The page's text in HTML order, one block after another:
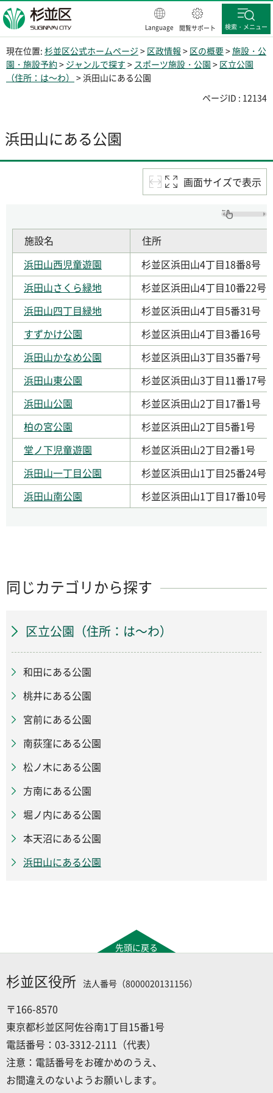
杉並区
Language 閲覧サポート 検索・メニュー
現在位置: 杉並区公式ホームページ > 区政情報 > 区の概要>施設・公
園・施設予約> ジャンルで探す > スポーツ施設・公園 > 区立公園
（住所：は～わ） > 浜田山にある公園
ページID : 12134
浜田山にある公園
画面サイズで表示
施設名
住所
浜田山西児童遊園
杉並区浜田山4丁目18番8号
浜田山さくら緑地
杉並区浜田山4丁目10番22号
浜田山四丁目緑地
杉並区浜田山4丁目5番31号
すずかけ公園
杉並区浜田山4丁目3番16号
浜田山かなめ公園
杉並区浜田山3丁目35番7号
浜田山東公園
杉並区浜田山3丁目11番17号
浜田山公園
杉並区浜田山2丁目17番1号
柏の宮公園
杉並区浜田山2丁目5番1号
堂ノ下児童遊園
杉並区浜田山2丁目2番1号
浜田山一丁目公園
杉並区浜田山1丁目25番24号
浜田山南公園
杉並区浜田山1丁目17番10号
同じカテゴリから探す
区立公園（住所：は～わ）
和田にある公園
桃井にある公園
宮前にある公園
南荻窪にある公園
松ノ木にある公園
方南にある公園
堀ノ内にある公園
本天沼にある公園
浜田山にある公園
先頭に戻る
杉並区役所 法人番号（8000020131156）
〒166-8570
東京都杉並区阿佐谷南1丁目15番1号
電話番号：03-3312-2111（代表）
注意：電話番号をお確かめのうえ、
お間違えのないようお願いします。